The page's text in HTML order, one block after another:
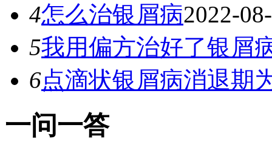
4怎么治银屑病2022-
5我用偏方治好了银屑
6点滴状银屑病消退期
一问一答